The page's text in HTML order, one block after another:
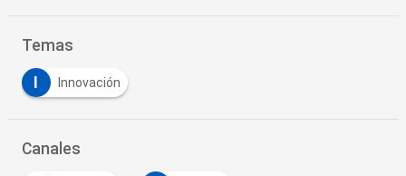
Temas
Innovación
Canales